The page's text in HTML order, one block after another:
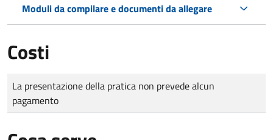
Moduli da compilare e documenti da allegare
Costi
Tipo di pagamento
Importo
La presentazione della pratica non prevede alcun
pagamento